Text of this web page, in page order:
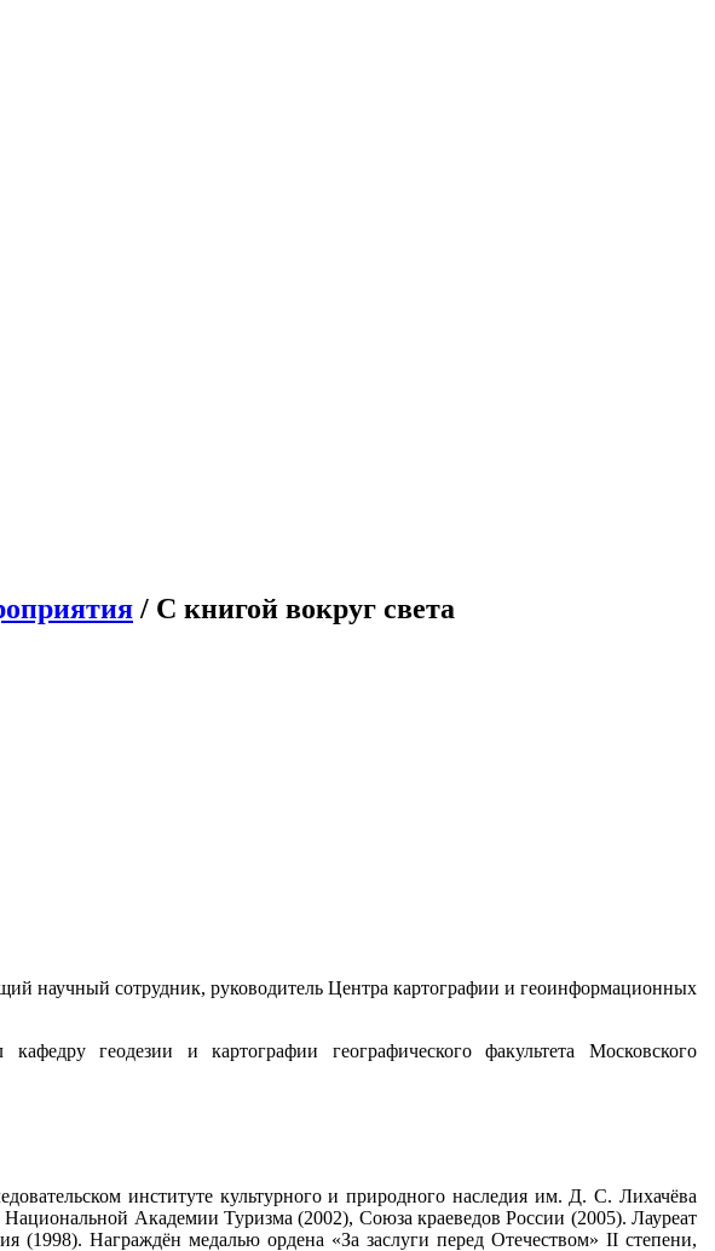
/ С книгой вокруг света
научный сотрудник, руководитель Центра картографии и геоинформационных
геодезии и картографии географического факультета Московского
институте культурного и природного наследия им. Д. С. Лихачёва
Академии Туризма (2002), Союза краеведов России (2005). Лауреат
(1998). Награждён медалью ордена «За заслуги перед Отечеством» II степени,